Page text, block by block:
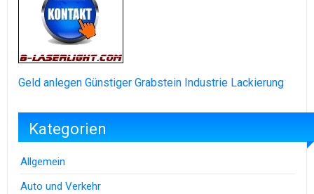
Geld anlegen Günstiger Grabstein Industrie Lackierung
Kategorien
Allgemein
Auto und Verkehr